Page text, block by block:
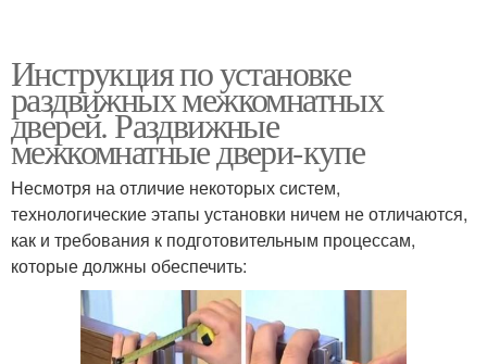
Инструкция по установке
раздвижных межкомнатных
дверей. Раздвижные
межкомнатные двери-купе
Несмотря на отличие некоторых систем,
технологические этапы установки ничем не отличаются,
как и требования к подготовительным процессам,
которые должны обеспечить: